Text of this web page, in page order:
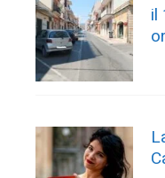
il